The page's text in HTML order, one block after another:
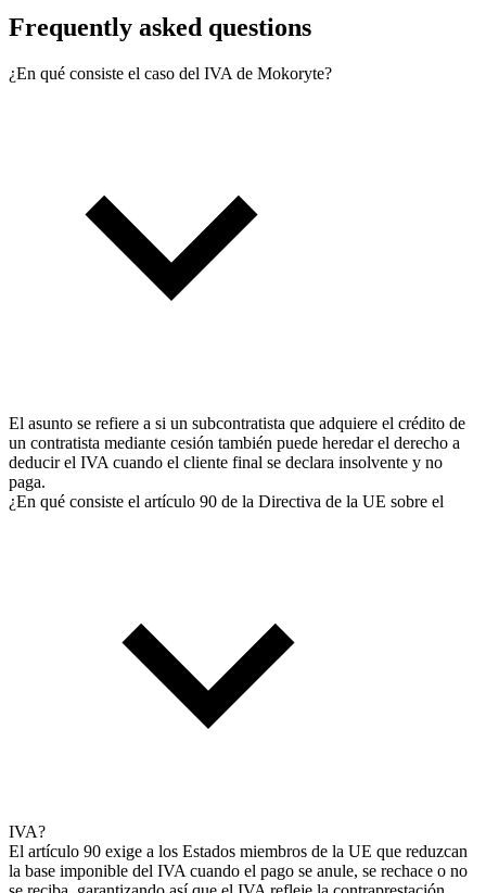
Frequently asked questions
¿En qué consiste el caso del IVA de Mokoryte?
El asunto se refiere a si un subcontratista que adquiere el crédito de
un contratista mediante cesión también puede heredar el derecho a
deducir el IVA cuando el cliente final se declara insolvente y no
paga.
¿En qué consiste el artículo 90 de la Directiva de la UE sobre el
IVA?
El artículo 90 exige a los Estados miembros de la UE que reduzcan
la base imponible del IVA cuando el pago se anule, se rechace o no